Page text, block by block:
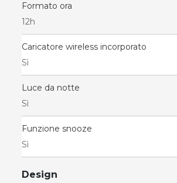
Formato ora
12h
Caricatore wireless incorporato
Sì
Luce da notte
Sì
Funzione snooze
Sì
Design